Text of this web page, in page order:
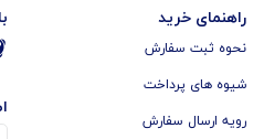
راهنمای خرید
نحوه ثبت سفارش
شیوه های پرداخت
رویه ارسال سفارش